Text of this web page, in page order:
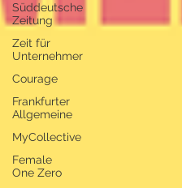
Süddeutsche
Zeitung
Zeit für
Unternehmer
Courage
Frankfurter
Allgemeine
MyCollective
Female
One Zero